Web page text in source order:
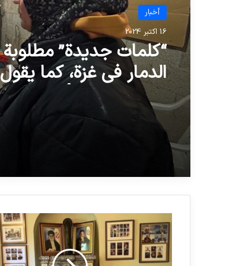
أخبار
16 اکتبر 2024
“كلمات جديدة”
الدمار في غزة، كما
إنساني تابع للأمم